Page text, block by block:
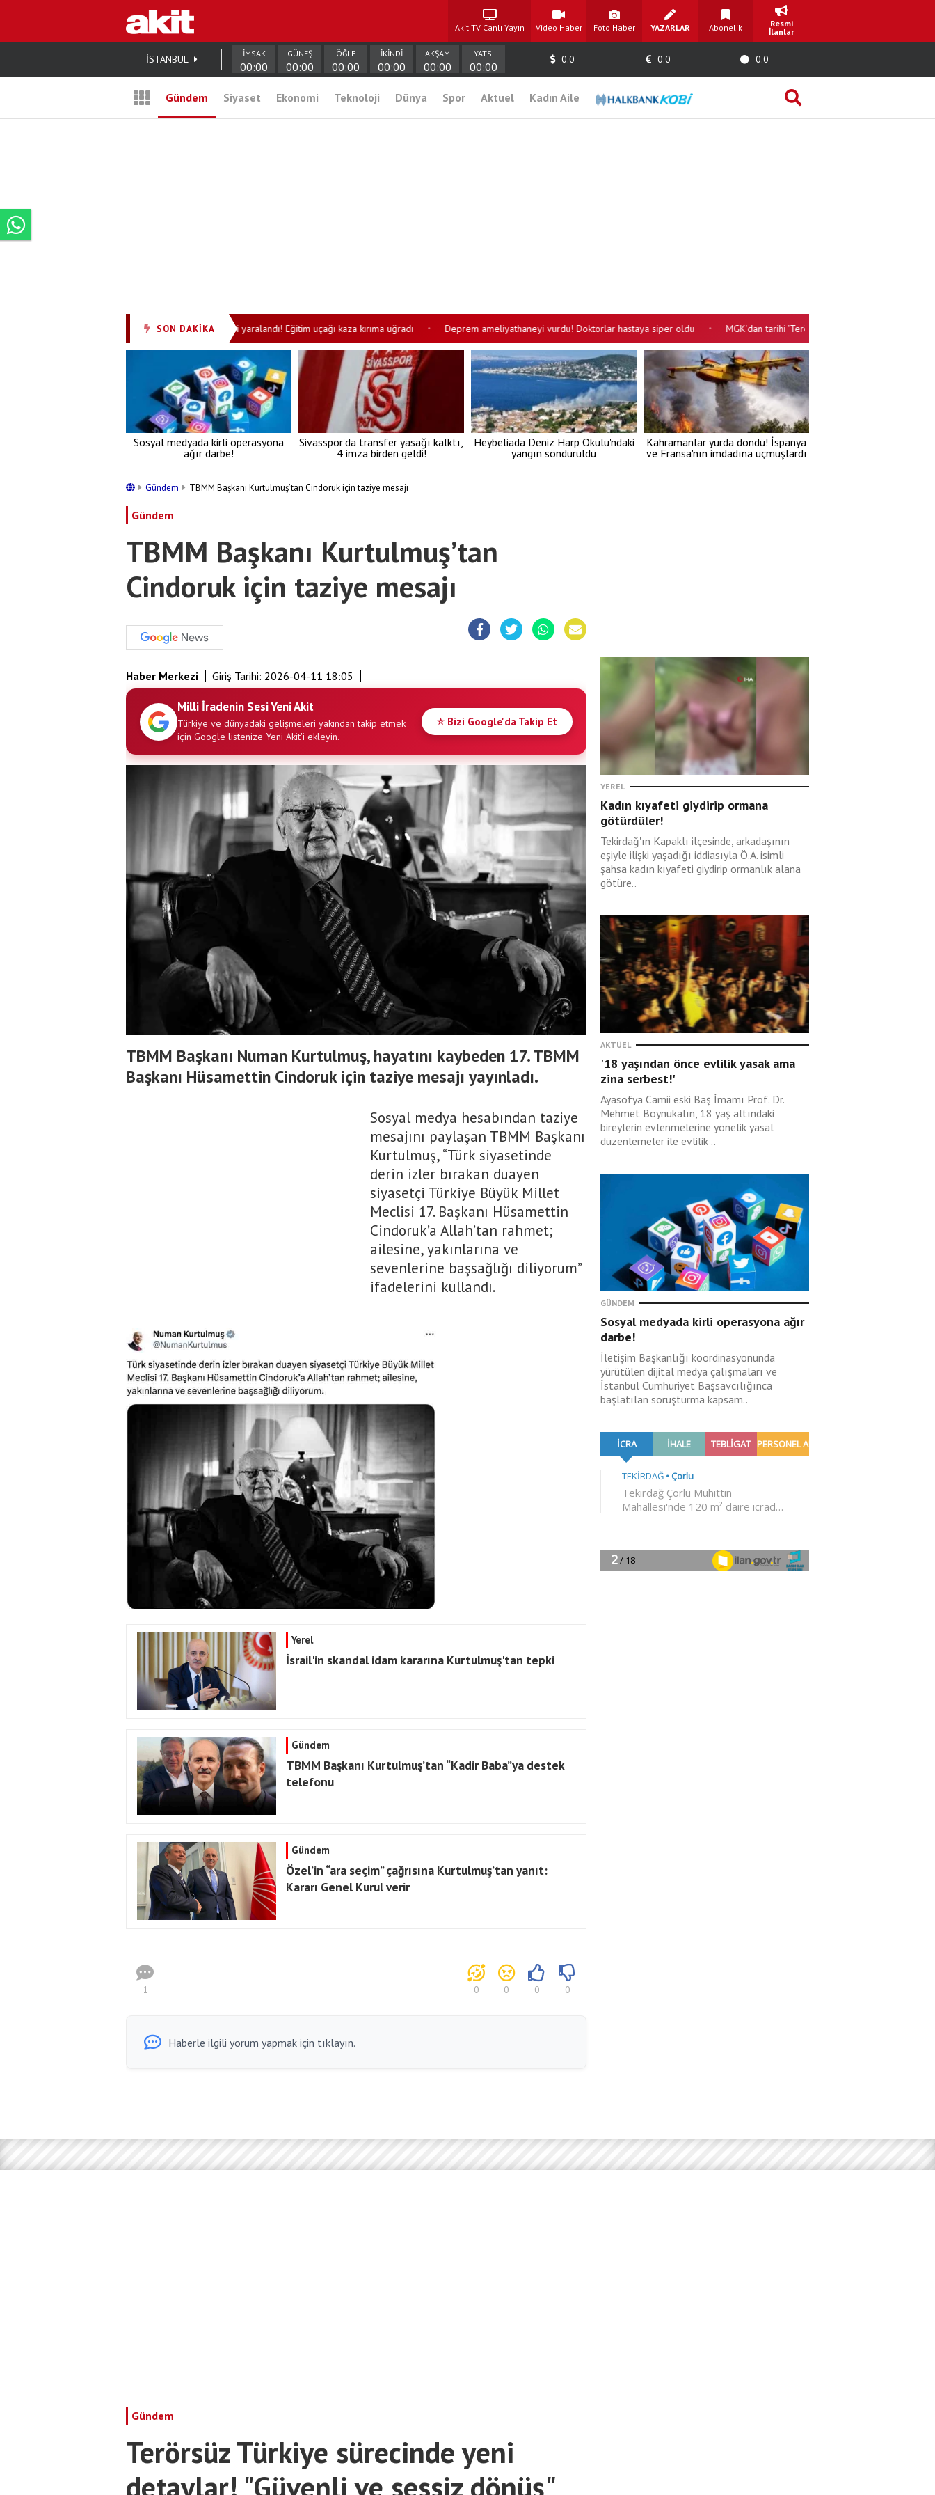
Akit TV Canlı Yayın Video Haber Foto Haber YAZARLAR Abonelik
Resmi
İlanlar
İSTANBUL İMSAK
00:00
GÜNEŞ
00:00
ÖĞLE
00:00
İKİNDİ
00:00
AKŞAM
00:00
YATSI
00:00
0.0 0.0 0.0
Gündem Siyaset Ekonomi Teknoloji Dünya Spor Aktuel Kadın Aile
SON DAKİKA
Pilotaj öğrencisi yaralandı! Eğitim uçağı kaza kırıma uğradı • Deprem ameliyathaneyi vurdu! Doktorlar hastaya siper oldu • MGK'dan tarihi 'Terörsüz Türkiye' bildirisi! Devletin
Sosyal medyada kirli operasyona
ağır darbe!
Sivasspor'da transfer yasağı kalktı,
4 imza birden geldi!
Heybeliada Deniz Harp Okulu'ndaki
yangın söndürüldü
Kahramanlar yurda döndü! İspanya
ve Fransa'nın imdadına uçmuşlardı
Gündem TBMM Başkanı Kurtulmuş’tan Cindoruk için taziye mesajı
Gündem
TBMM Başkanı Kurtulmuş’tan
Cindoruk için taziye mesajı
Haber Merkezi Giriş Tarihi: 2026-04-11 18:05
Milli İradenin Sesi Yeni Akit
Türkiye ve dünyadaki gelişmeleri yakından takip etmek
için Google listenize Yeni Akit'i ekleyin.
⭐ Bizi Google'da Takip Et
TBMM Başkanı Numan Kurtulmuş, hayatını kaybeden 17. TBMM
Başkanı Hüsamettin Cindoruk için taziye mesajı yayınladı.
Sosyal medya hesabından taziye
mesajını paylaşan TBMM Başkanı
Kurtulmuş, “Türk siyasetinde
derin izler bırakan duayen
siyasetçi Türkiye Büyük Millet
Meclisi 17. Başkanı Hüsamettin
Cindoruk’a Allah’tan rahmet;
ailesine, yakınlarına ve
sevenlerine başsağlığı diliyorum”
ifadelerini kullandı.
Yerel
İsrail'in skandal idam kararına Kurtulmuş'tan tepki
Gündem
TBMM Başkanı Kurtulmuş’tan “Kadir Baba”ya destek
telefonu
Gündem
Özel’in “ara seçim” çağrısına Kurtulmuş’tan yanıt:
Kararı Genel Kurul verir
1 0 0 0 0
Haberle ilgili yorum yapmak için tıklayın.
YEREL
Kadın kıyafeti giydirip ormana
götürdüler!
Tekirdağ'ın Kapaklı ilçesinde, arkadaşının
eşiyle ilişki yaşadığı iddiasıyla Ö.A. isimli
şahsa kadın kıyafeti giydirip ormanlık alana
götüre..
AKTÜEL
'18 yaşından önce evlilik yasak ama
zina serbest!'
Ayasofya Camii eski Baş İmamı Prof. Dr.
Mehmet Boynukalın, 18 yaş altındaki
bireylerin evlenmelerine yönelik yasal
düzenlemeler ile evlilik ..
GÜNDEM
Sosyal medyada kirli operasyona ağır
darbe!
İletişim Başkanlığı koordinasyonunda
yürütülen dijital medya çalışmaları ve
İstanbul Cumhuriyet Başsavcılığınca
başlatılan soruşturma kapsam..
Gündem
Terörsüz Türkiye sürecinde yeni
detaylar! "Güvenli ve sessiz dönüş"